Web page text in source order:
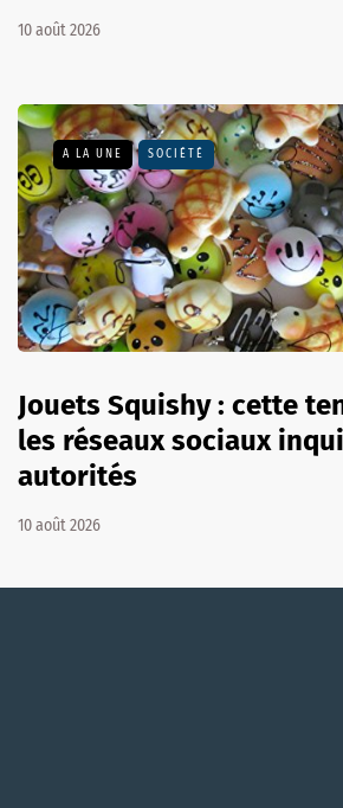
10 août 2026
A LA UNE SOCIÉTÉ
Jouets Squishy : cette
les réseaux sociaux
autorités
10 août 2026